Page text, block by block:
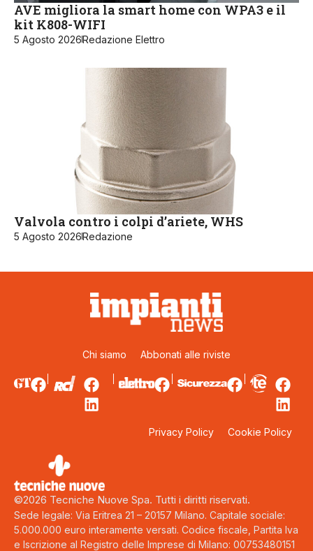
AVE migliora la smart home con WPA3 e il
kit K808-WIFI
5 Agosto 2026Redazione Elettro
Valvola contro i colpi d’ariete, WHS
5 Agosto 2026Redazione
Chi siamo Abbonati alle riviste
Privacy Policy Cookie Policy
©2026 Tecniche Nuove Spa. Tutti i diritti riservati.
Sede legale: Via Eritrea 21 – 20157 Milano. Capitale sociale:
5.000.000 euro interamente versati. Codice fiscale, Partita Iva
e Iscrizione al Registro delle Imprese di Milano: 00753480151